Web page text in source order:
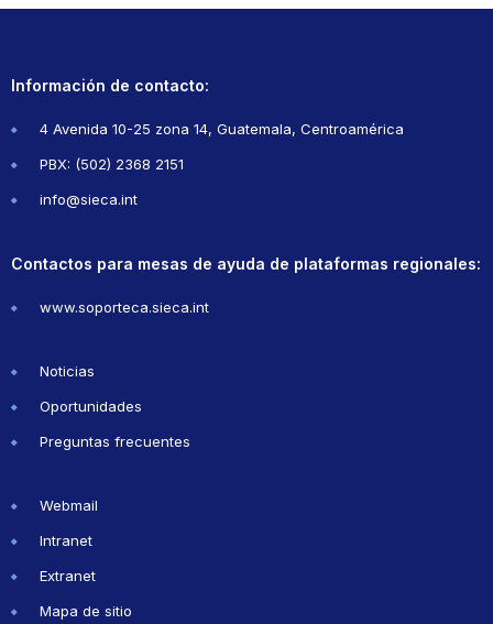
Información de contacto:
4 Avenida 10-25 zona 14, Guatemala, Centroamérica
PBX: (502) 2368 2151
info@sieca.int
Contactos para mesas de ayuda de plataformas regionales:
www.soporteca.sieca.int
Noticias
Oportunidades
Preguntas frecuentes
Webmail
Intranet
Extranet
Mapa de sitio